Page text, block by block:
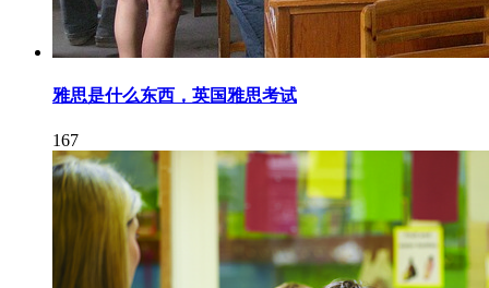
雅思是什么东西，英国雅思考试
167